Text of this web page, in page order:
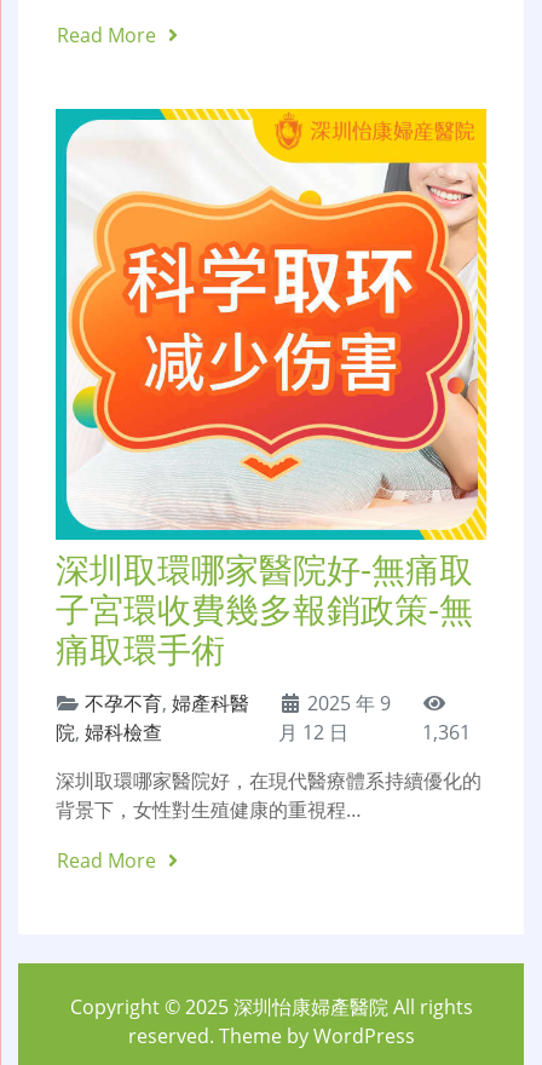
Read More
深圳取環哪家醫院好-無痛取
子宮環收費幾多報銷政策-無
痛取環手術
不孕不育, 婦產科醫
院, 婦科檢查
2025 年 9
月 12 日
1,361
深圳取環哪家醫院好，在現代醫療體系持續優化的
背景下，女性對生殖健康的重視程…
Read More
Copyright © 2025深圳怡康婦產醫院All rights
reserved. Theme byWordPress